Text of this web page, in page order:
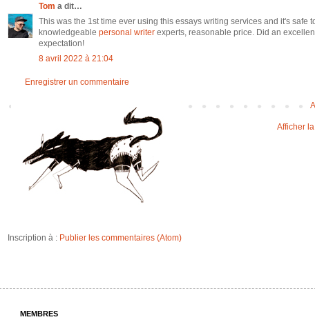
Tom a dit…
This was the 1st time ever using this essays writing services and it's
knowledgeable personal writer experts, reasonable price. Did an
expectation!
8 avril 2022 à 21:04
Enregistrer un commentaire
Afficher
Inscription à : Publier les commentaires (Atom)
MEMBRES